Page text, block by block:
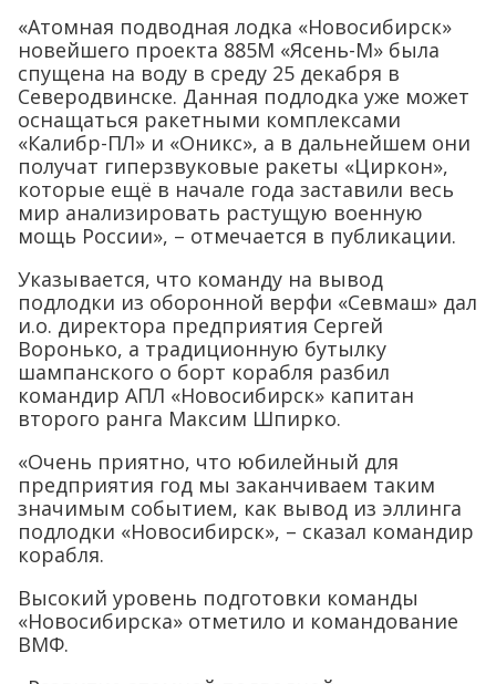
«Атомная подводная лодка «Новосибирск»
новейшего проекта 885М «Ясень-М» была
спущена на воду в среду 25 декабря в
Северодвинске. Данная подлодка уже может
оснащаться ракетными комплексами
«Калибр-ПЛ» и «Оникс», а в дальнейшем они
получат гиперзвуковые ракеты «Циркон»,
которые ещё в начале года заставили весь
мир анализировать растущую военную
мощь России», – отмечается в публикации.
Указывается, что команду на вывод
подлодки из оборонной верфи «Севмаш» дал
и.о. директора предприятия Сергей
Воронько, а традиционную бутылку
шампанского о борт корабля разбил
командир АПЛ «Новосибирск» капитан
второго ранга Максим Шпирко.
«Очень приятно, что юбилейный для
предприятия год мы заканчиваем таким
значимым событием, как вывод из эллинга
подлодки «Новосибирск», – сказал командир
корабля.
Высокий уровень подготовки команды
«Новосибирска» отметило и командование
ВМФ.